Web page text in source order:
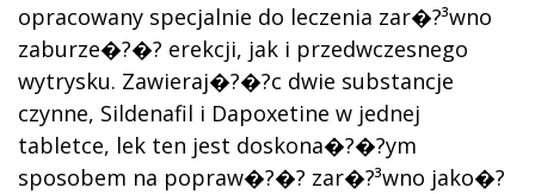
opracowany specjalnie do leczenia zar�?³wno
zaburze�?�? erekcji, jak i przedwczesnego
wytrysku. Zawieraj�?�?c dwie substancje
czynne, Sildenafil i Dapoxetine w jednej
tabletce, lek ten jest doskona�?�?ym
sposobem na popraw�?�? zar�?³wno jako�?